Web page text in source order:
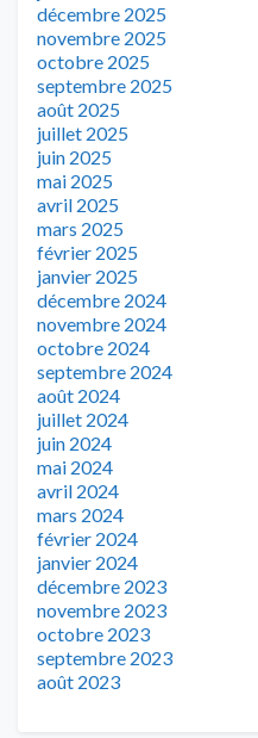
décembre 2025
novembre 2025
octobre 2025
septembre 2025
août 2025
juillet 2025
juin 2025
mai 2025
avril 2025
mars 2025
février 2025
janvier 2025
décembre 2024
novembre 2024
octobre 2024
septembre 2024
août 2024
juillet 2024
juin 2024
mai 2024
avril 2024
mars 2024
février 2024
janvier 2024
décembre 2023
novembre 2023
octobre 2023
septembre 2023
août 2023